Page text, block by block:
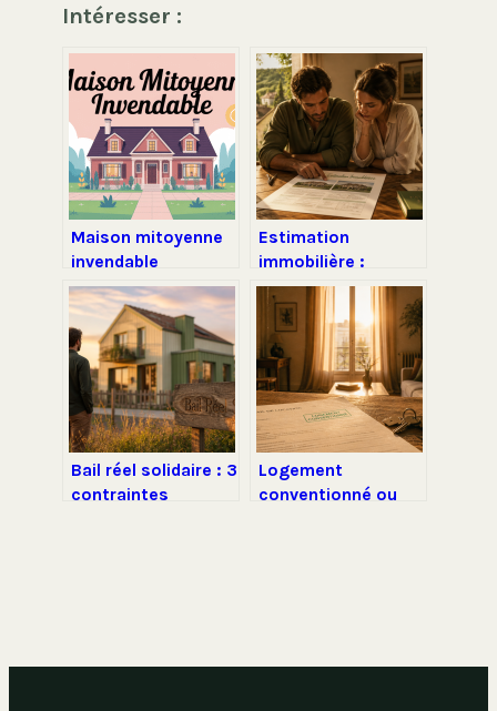
Intéresser :
Maison mitoyenne
invendable
comment débloquer
la vente et rassurer
les acheteurs
Estimation
immobilière :
comment valoriser
vos travaux pour
éviter 15% d’écart
de prix
Bail réel solidaire : 3
contraintes
Logement
conventionné ou